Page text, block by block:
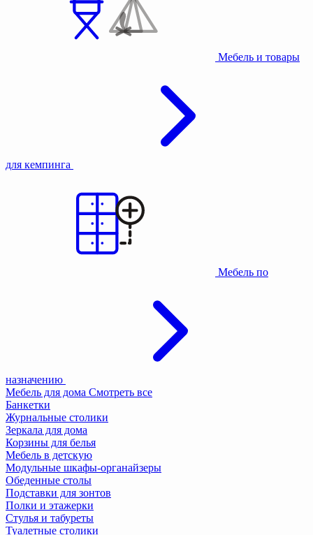
Мебель и товары
для кемпинга
Мебель по
назначению
Мебель для дома Смотреть все
Банкетки
Журнальные столики
Зеркала для дома
Корзины для белья
Мебель в детскую
Модульные шкафы-органайзеры
Обеденные столы
Подставки для зонтов
Полки и этажерки
Стулья и табуреты
Туалетные столики